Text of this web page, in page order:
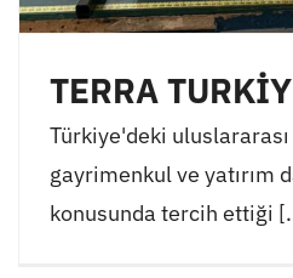
TERRA
Türkiye'deki uluslararası
gayrimenkul ve yatırım
konusunda tercih ettiği